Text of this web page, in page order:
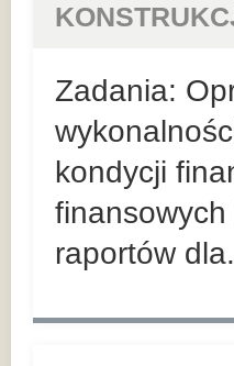
Zadania:
kondycji
raportów